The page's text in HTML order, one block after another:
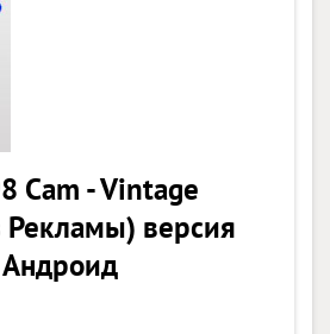
Cam - Vintage
Рекламы) версия